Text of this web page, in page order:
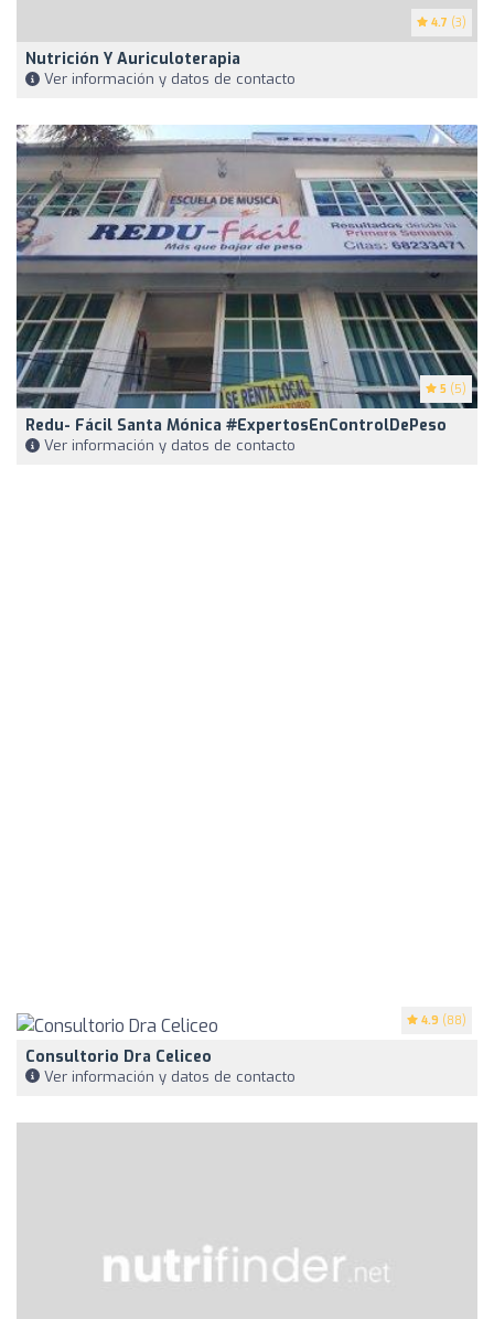
4.7 (3)
Nutrición Y Auriculoterapia
Ver información y datos de contacto
5 (5)
Redu- Fácil Santa Mónica #ExpertosEnControlDePeso
Ver información y datos de contacto
4.9 (88)
Consultorio Dra Celiceo
Ver información y datos de contacto